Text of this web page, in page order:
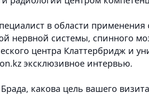
в области
нервной системы, спинного
центра Клаттербридж и
эксклюзивное интервью.
какова цель вашего